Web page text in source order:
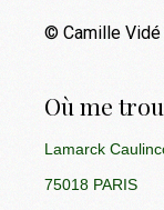
© Camille
Où me
Lamarck
75018 PARIS